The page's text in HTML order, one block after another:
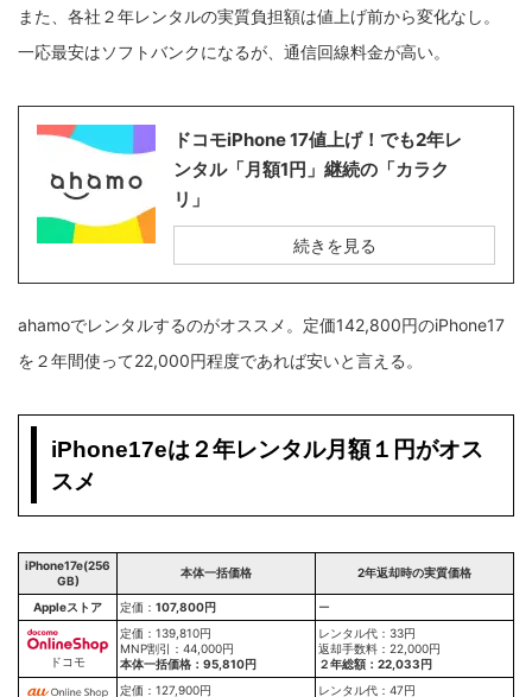
また、各社２年レンタルの実質負担額は値上げ前から変化なし。
一応最安はソフトバンクになるが、通信回線料金が高い。
ドコモiPhone 17値上げ！でも2年レ
ンタル「月額1円」継続の「カラク
リ」
続きを見る
ahamoでレンタルするのがオススメ。定価142,800円のiPhone17
を２年間使って22,000円程度であれば安いと言える。
iPhone17eは２年レンタル月額１円がオス
スメ
iPhone17e(256
GB)
本体一括価格 2年返却時の実質価格
Appleストア 定価： 107,800円 ー
ドコモ
定価：139,810円
MNP割引：44,000円
本体一括価格：95,810円
レンタル代：33円
返却手数料：22,000円
２年総額：22,033円
定価：127,900円
レンタル代：47円